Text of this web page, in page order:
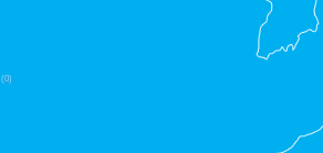
(0)